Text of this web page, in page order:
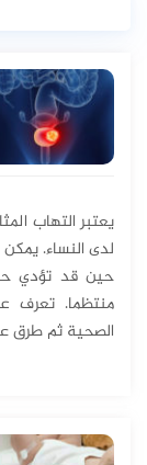
يعتبر التهاب
لدى النساء.
حين قد تؤدي
منتظما. تعرف
الصحية ثم طرق